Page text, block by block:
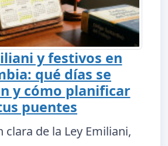
y festivos en
qué días se
y cómo planificar
puentes
clara de la Ley Emiliani,